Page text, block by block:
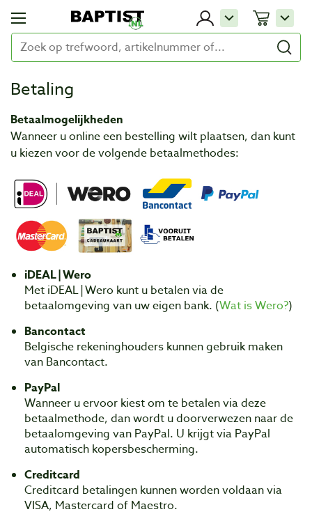
Betaling
Betaalmogelijkheden
Wanneer u online een bestelling wilt plaatsen, dan kunt
u kiezen voor de volgende betaalmethodes:
iDEAL | Wero
Met iDEAL | Wero kunt u betalen via de
betaalomgeving van uw eigen bank. (Wat is Wero?)
Bancontact
Belgische rekeninghouders kunnen gebruik maken
van Bancontact.
PayPal
Wanneer u ervoor kiest om te betalen via deze
betaalmethode, dan wordt u doorverwezen naar de
betaalomgeving van PayPal. U krijgt via PayPal
automatisch kopersbescherming.
Creditcard
Creditcard betalingen kunnen worden voldaan via
VISA, Mastercard of Maestro.